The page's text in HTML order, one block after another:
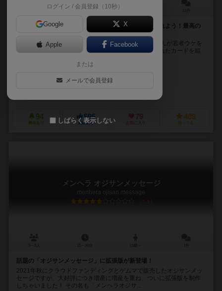
15～30分
最高に気持ち悪い文章を作って女の子からブロックされよう！最高の
プレイヤーはオジサンとなって おじさん構文（おじさんが若者ウケを
狙って考えた気持ち悪い言い回しの文章の事）の書かれたカードを組
94
興味あり
595
経験あり
79
お気に入り
409
持ってる
メンヘラ オジサンメッセージ
menhera ojisan message
5.9
話題の「オジサンメッセージ」に拡張版が新登場！
2021年秋にクラウドファンディングとゲムマで販売したオジサンメッ
セージですが、大好評につき増産に増産を重ね、ついに拡張版を制作
しちゃいました！ その名も「メンヘラオジサ...
ログイン / 会員登録（10秒）
Google X
Apple Facebook
または
メールで会員登録
しばらく表示しない